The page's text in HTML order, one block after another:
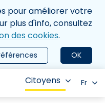
pour améliorer votre
plus d'info, consultez
des cookies.
OK
Citoyens Fr